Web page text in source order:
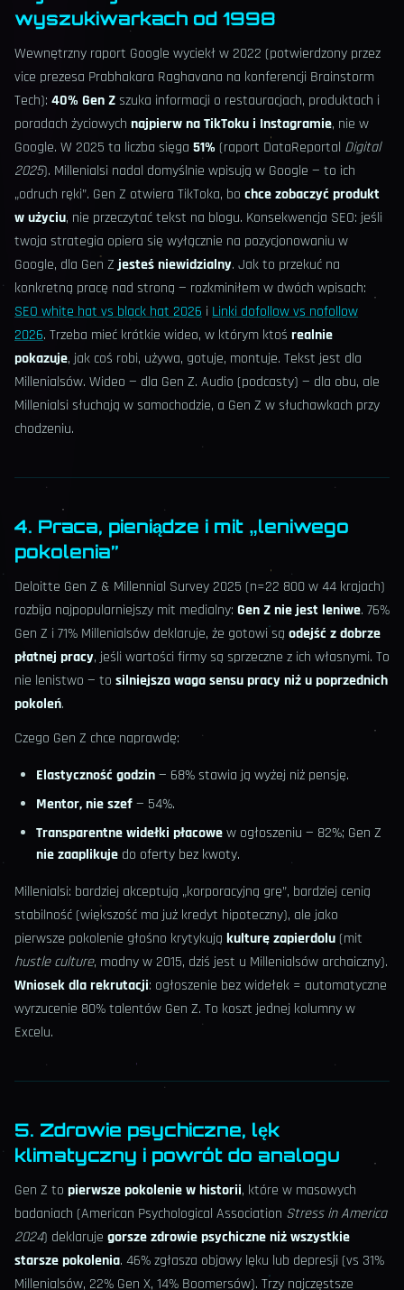
wyszukiwarkach od 1998
Wewnętrzny raport Google wyciekł w 2022 (potwierdzony przez
vice prezesa Prabhakara Raghavana na konferencji Brainstorm
Tech): 40% Gen Zszuka informacji o restauracjach, produktach i
poradach życiowych najpierw na TikToku i Instagramie, nie w
Google. W 2025 ta liczba sięga 51% (raport DataReportal Digital
2025). Millenialsi nadal domyślnie wpisują w Google — to ich
„odruch ręki”. Gen Z otwiera TikToka, bo chce zobaczyć produkt
w użyciu, nie przeczytać tekst na blogu. Konsekwencja SEO: jeśli
twoja strategia opiera się wyłącznie na pozycjonowaniu w
Google, dla Gen Zjesteś niewidzialny. Jak to przekuć na
konkretną pracę nad stroną — rozkminiłem w dwóch wpisach:
SEO white hat vs black hat 2026 i Linki dofollow vs nofollow
2026. Trzeba mieć krótkie wideo, w którym ktoś realnie
pokazuje, jak coś robi, używa, gotuje, montuje. Tekst jest dla
Millenialsów. Wideo — dla Gen Z. Audio (podcasty) — dla obu, ale
Millenialsi słuchają w samochodzie, a Gen Z w słuchawkach przy
chodzeniu.
4. Praca, pieniądze i mit „leniwego
pokolenia”
Deloitte Gen Z & Millennial Survey 2025 (n=22 800 w 44 krajach)
rozbija najpopularniejszy mit medialny: Gen Z nie jest leniwe. 76%
Gen Z i 71% Millenialsów deklaruje, że gotowi są odejść z dobrze
płatnej pracy, jeśli wartości firmy są sprzeczne z ich własnymi. To
nie lenistwo — to silniejsza waga sensu pracy niż u poprzednich
pokoleń.
Czego Gen Z chce naprawdę:
Elastyczność godzin— 68% stawia ją wyżej niż pensję.
Mentor, nie szef— 54%.
Transparentne widełki płacowew ogłoszeniu — 82%; Gen Z
nie zaaplikuje do oferty bez kwoty.
Millenialsi: bardziej akceptują „korporacyjną grę”, bardziej cenią
stabilność (większość ma już kredyt hipoteczny), ale jako
pierwsze pokolenie głośno krytykują kulturę zapierdolu (mit
hustle culture, modny w 2015, dziś jest u Millenialsów archaiczny).
Wniosek dla rekrutacji: ogłoszenie bez widełek = automatyczne
wyrzucenie 80% talentów Gen Z. To koszt jednej kolumny w
Excelu.
5. Zdrowie psychiczne, lęk
klimatyczny i powrót do analogu
Gen Z to pierwsze pokolenie w historii, które w masowych
badaniach (American Psychological Association Stress in America
2024) deklaruje gorsze zdrowie psychiczne niż wszystkie
starsze pokolenia. 46% zgłasza objawy lęku lub depresji (vs 31%
Millenialsów, 22% Gen X, 14% Boomersów). Trzy najczęstsze